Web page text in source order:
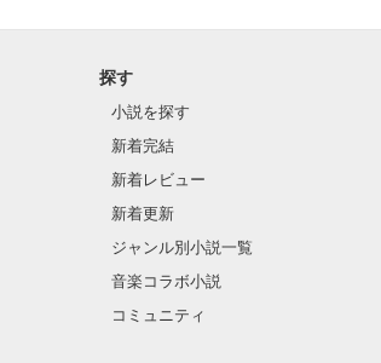
探す
小説を探す
新着完結
新着レビュー
新着更新
ジャンル別小説一覧
音楽コラボ小説
コミュニティ